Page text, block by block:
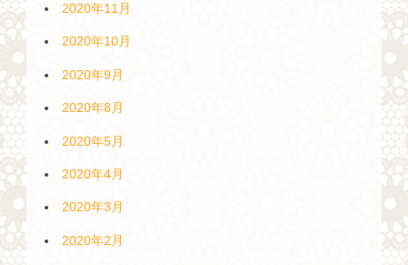
2020年11月
2020年10月
2020年9月
2020年8月
2020年5月
2020年4月
2020年3月
2020年2月